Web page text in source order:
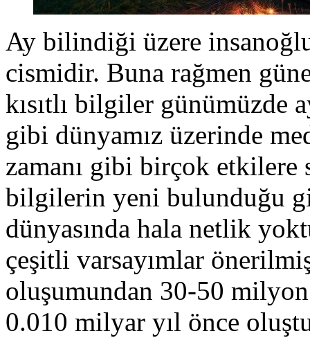
Ay bilindiği üzere
cismidir. Buna rağmen
kısıtlı bilgiler günümüzde
gibi dünyamız üzerinde
zamanı gibi birçok
bilgilerin yeni bulunduğu
dünyasında hala netlik
çeşitli varsayımlar
oluşumundan 30-50
0.010 milyar yıl önce